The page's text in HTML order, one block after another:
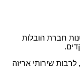
חברת הובלות
שירותי אריזה